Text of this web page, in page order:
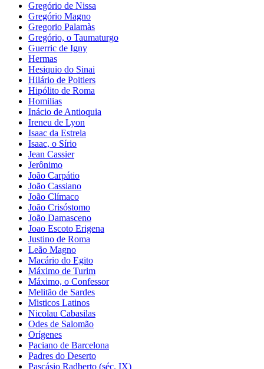
Gregório de Nissa
Gregório Magno
Gregorio Palamàs
Gregório, o Taumaturgo
Guerric de Igny
Hermas
Hesiquio do Sinai
Hilário de Poitiers
Hipólito de Roma
Homilias
Inácio de Antioquia
Ireneu de Lyon
Isaac da Estrela
Isaac, o Sírio
Jean Cassier
Jerônimo
João Carpátio
João Cassiano
João Clímaco
João Crisóstomo
João Damasceno
Joao Escoto Erigena
Justino de Roma
Leão Magno
Macário do Egito
Máximo de Turim
Máximo, o Confessor
Melitão de Sardes
Misticos Latinos
Nicolau Cabasilas
Odes de Salomão
Orígenes
Paciano de Barcelona
Padres do Deserto
Pascásio Radberto (séc. IX)